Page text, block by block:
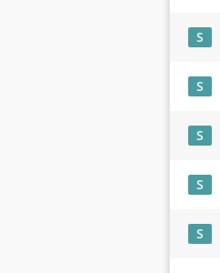
S
S
S
S
S